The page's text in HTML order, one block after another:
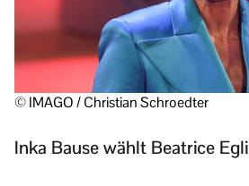
© IMAGO / Christian Schroedter
Inka Bause wählt Beatrice Egli